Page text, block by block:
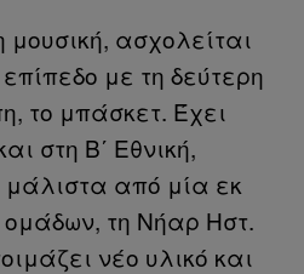
ασχολείται
με τη δεύτερη
το μπάσκετ. Έχει
στη Β΄ Εθνική,
από μία εκ
ομάδων, τη Νήαρ Ηστ.
νέο υλικό και